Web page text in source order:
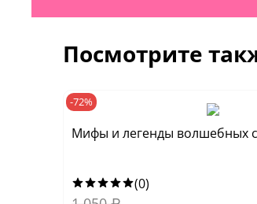
Посмотрите
-72%
Мифы и легенды волшебных
(0)